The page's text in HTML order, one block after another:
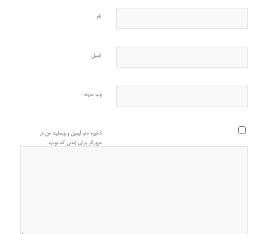
نام
ایمیل
وب‌ سایت
ذخیره نام، ایمیل و وبسایت من در
مرورگر برای زمانی که دوباره